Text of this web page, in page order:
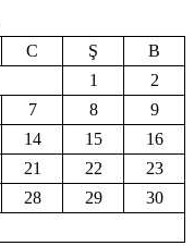
C Ş
B
1
2
7 8
9
14 15
16
21 22
23
28 29
30